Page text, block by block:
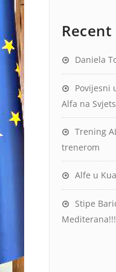
Daniela
Povijesni
Alfa na
Trening
trenerom
Alfe u
Stipe
Mediterana!!!